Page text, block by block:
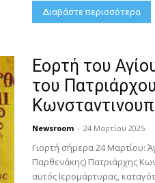
Διαβάστε περισσότερα
Εορτή του
του
Newsroom - 24 Μαρτίου 2025
Γιορτή σήμερα 24 Μαρτίου:
Παρθενάκης) Πατριάρχης
αυτός Ιερομάρτυρας,